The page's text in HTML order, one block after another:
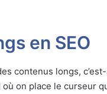
en SEO
contenus longs,
on place le curseur